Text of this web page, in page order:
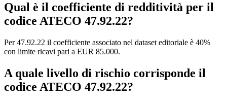
Qual è il coefficiente di redditività per il
codice ATECO 47.92.22?
Per 47.92.22 il coefficiente associato nel dataset editoriale è 40%
con limite ricavi pari a EUR 85.000.
A quale livello di rischio corrisponde il
codice ATECO 47.92.22?